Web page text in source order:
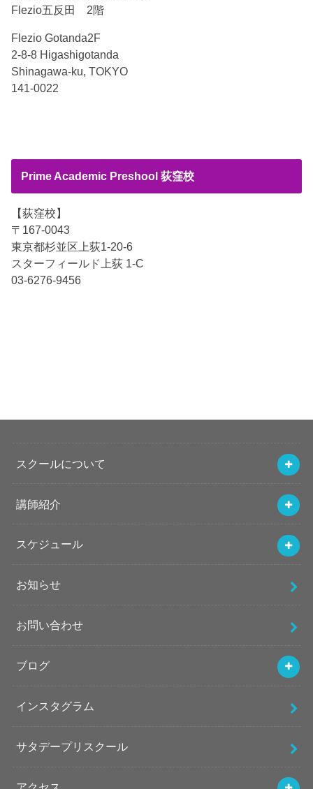
Flezio五反田 2階
Flezio Gotanda2F
2-8-8 Higashigotanda
Shinagawa-ku, TOKYO
141-0022
Prime Academic Preshool 荻窪校
【荻窪校】
〒167-0043
東京都杉並区上荻1-20-6
スターフィールド上荻 1-C
03-6276-9456
スクールについて
講師紹介
スケジュール
お知らせ
お問い合わせ
ブログ
インスタグラム
サタデープリスクール